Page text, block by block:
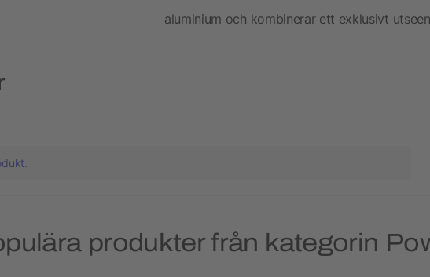
aluminium och kombinerar ett exklusivt
produkter från kategorin